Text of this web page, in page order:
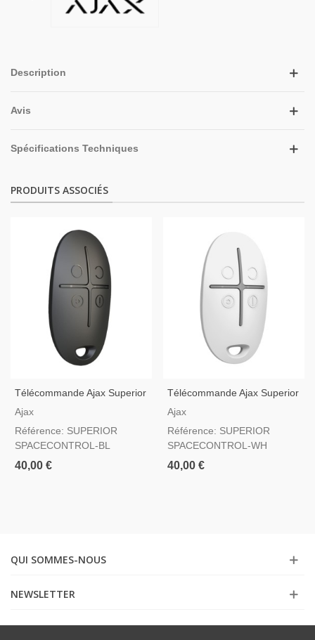
Description
Avis
Spécifications Techniques
PRODUITS ASSOCIÉS
Télécommande Ajax Superior
SpaceControl Jeweller Noir
2
Ajax
Référence: SUPERIOR
SPACECONTROL-BL
40,00 €
Télécommande Ajax Superior
SpaceControl Jeweller Blanc
2
Ajax
Référence: SUPERIOR
SPACECONTROL-WH
40,00 €
QUI SOMMES-NOUS
NEWSLETTER